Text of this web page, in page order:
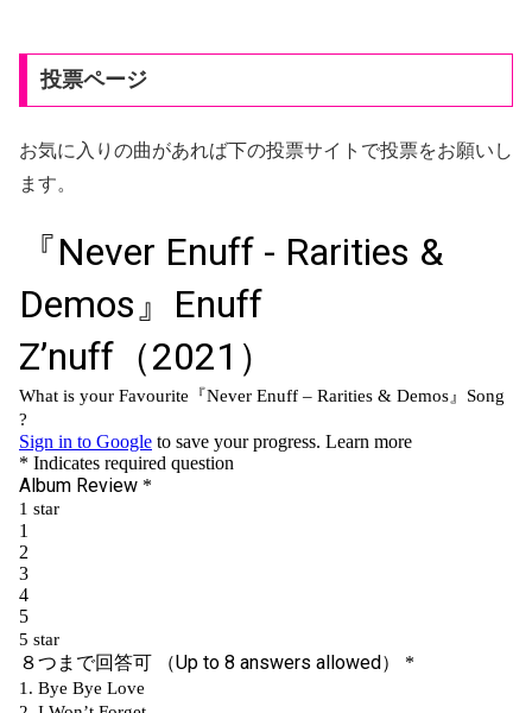
投票ページ
お気に入りの曲があれば下の投票サイトで投票をお願いし
ます。